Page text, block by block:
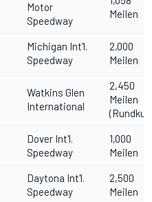
Motor
Speedway
Meilen
Michigan Int'l.
Speedway
2,000
Meilen
Watkins Glen
International
2,450
Meilen
Dover Int'l.
Speedway
1,000
Meilen
Daytona Int'l.
Speedway
2,500
Meilen